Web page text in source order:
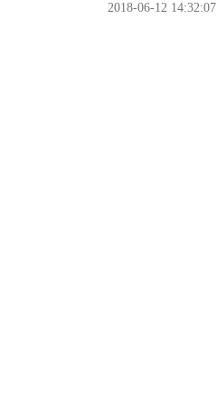
2018-06-12 14:32:07